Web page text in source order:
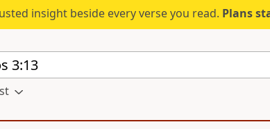
insight beside every verse you read. Plans